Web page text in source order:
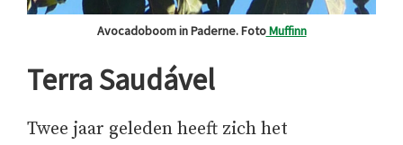
Avocadoboom in Paderne. FotoMuffinn
Terra Saudável
Twee jaar geleden heeft zich het